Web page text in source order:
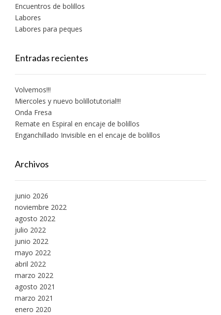
Encuentros de bolillos
Labores
Labores para peques
Entradas recientes
Volvemos!!!
Miercoles y nuevo bolillotutorial!!!
Onda Fresa
Remate en Espiral en encaje de bolillos
Enganchillado Invisible en el encaje de bolillos
Archivos
junio 2026
noviembre 2022
agosto 2022
julio 2022
junio 2022
mayo 2022
abril 2022
marzo 2022
agosto 2021
marzo 2021
enero 2020